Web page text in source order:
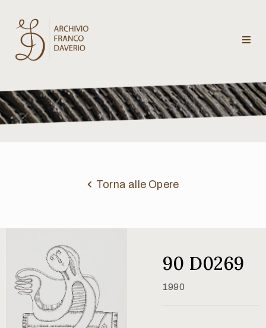
Archivio
Franco
Daverio
critici
Contatti
Torna alle Opere
90 D0269
1990